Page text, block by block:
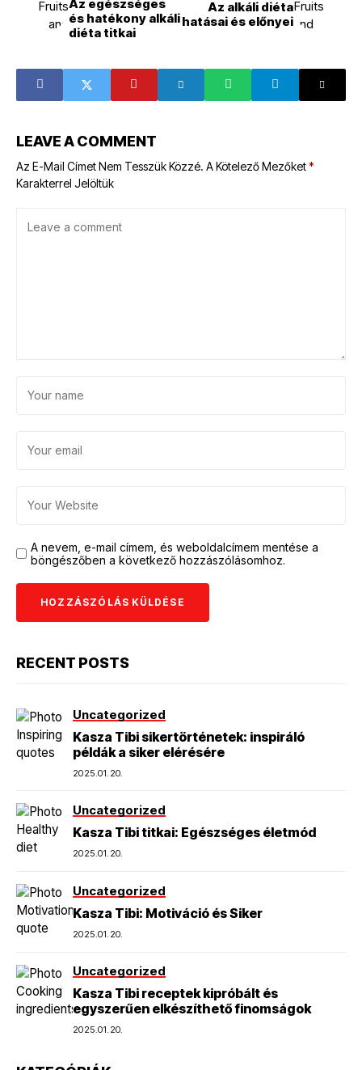
Az egészséges
és hatékony alkáli
diéta titkai
Az alkáli diéta
hatásai és előnyei
LEAVE A COMMENT
Az E-Mail Címet Nem Tesszük Közzé. A Kötelező Mezőket*
Karakterrel Jelöltük
A nevem, e-mail címem, és weboldalcímem mentése a
böngészőben a következő hozzászólásomhoz.
RECENT POSTS
Uncategorized
Kasza Tibi sikertörténetek: inspiráló
példák a siker elérésére
2025.01.20.
Uncategorized
Kasza Tibi titkai: Egészséges életmód
2025.01.20.
Uncategorized
Kasza Tibi: Motiváció és Siker
2025.01.20.
Uncategorized
Kasza Tibi receptek kipróbált és
egyszerűen elkészíthető finomságok
2025.01.20.